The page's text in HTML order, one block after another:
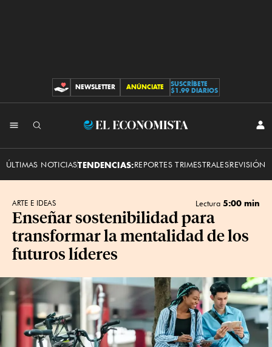
CONTRIBUCIONES
NEWSLETTER ANÚNCIATE
SUSCRÍBETE
$1.99 DIARIOS
El
ÚLTIMAS NOTICIASTENDENCIAS:REPORTES TRIMESTRALESREVISIÓN
ARTE E IDEAS Lectura 5:00 min
Enseñar sostenibilidad para
transformar la mentalidad de los
futuros líderes